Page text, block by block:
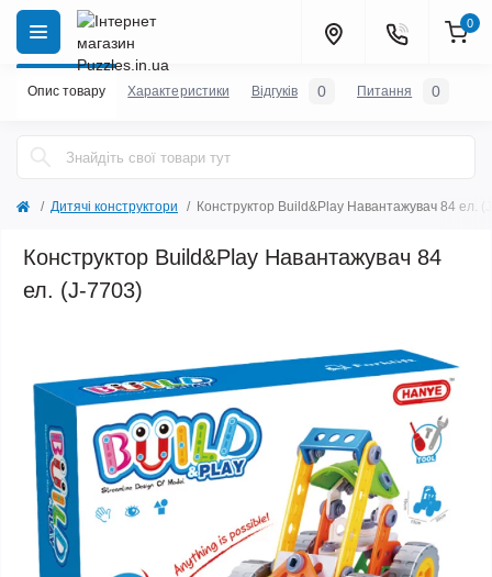
0
Дитячі конструктори Конструктор Build&Play Навантажувач 84 ел.
Конструктор Build&Play Навантажувач 84
ел. (J-7703)
Опис товару Характеристики Відгуків 0 Питання 0